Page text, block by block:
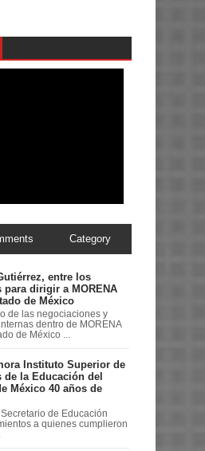
Category
entre los
para dirigir a MORENA
de México
de las negociaciones y
dentro de MORENA
de México ...
Instituto Superior de
de la Educación del
México 40 años de
de Educación
a quienes cumplieron